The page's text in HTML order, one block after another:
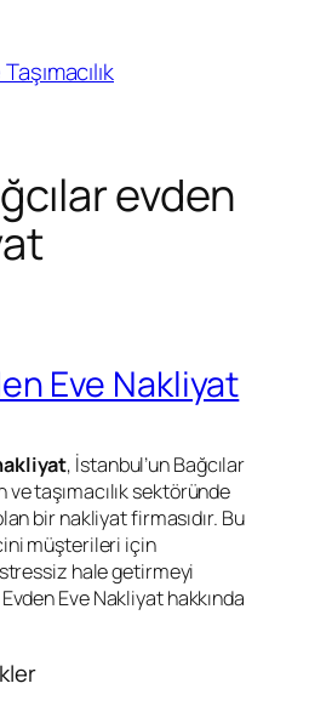
evden
Eve Nakliyat
, İstanbul’un Bağcılar
taşımacılık sektöründe
bir nakliyat firmasıdır. Bu
müşterileri için
hale getirmeyi
Eve Nakliyat hakkında